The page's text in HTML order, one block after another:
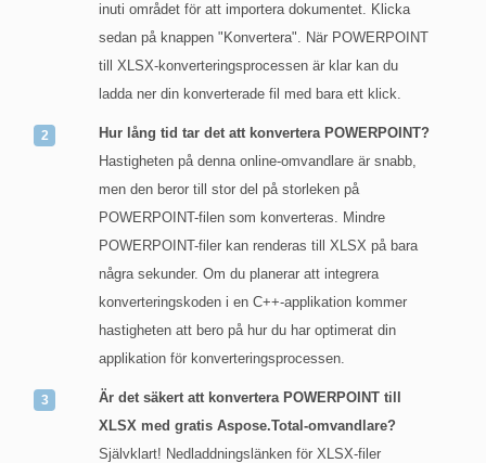
inuti området för att importera dokumentet. Klicka
sedan på knappen "Konvertera". När POWERPOINT
till XLSX-konverteringsprocessen är klar kan du
ladda ner din konverterade fil med bara ett klick.
Hur lång tid tar det att konvertera POWERPOINT?
Hastigheten på denna online-omvandlare är snabb,
men den beror till stor del på storleken på
POWERPOINT-filen som konverteras. Mindre
POWERPOINT-filer kan renderas till XLSX på bara
några sekunder. Om du planerar att integrera
konverteringskoden i en C++-applikation kommer
hastigheten att bero på hur du har optimerat din
applikation för konverteringsprocessen.
Är det säkert att konvertera POWERPOINT till
XLSX med gratis Aspose.Total-omvandlare?
Självklart! Nedladdningslänken för XLSX-filer